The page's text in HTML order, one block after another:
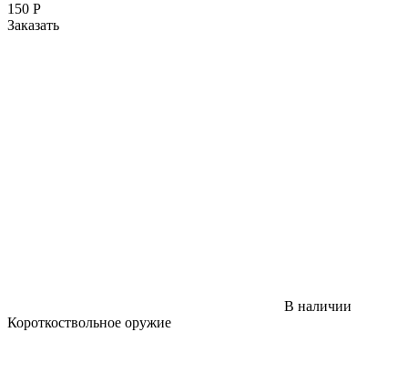
150 Р
Заказать
В наличии
Короткоствольное оружие